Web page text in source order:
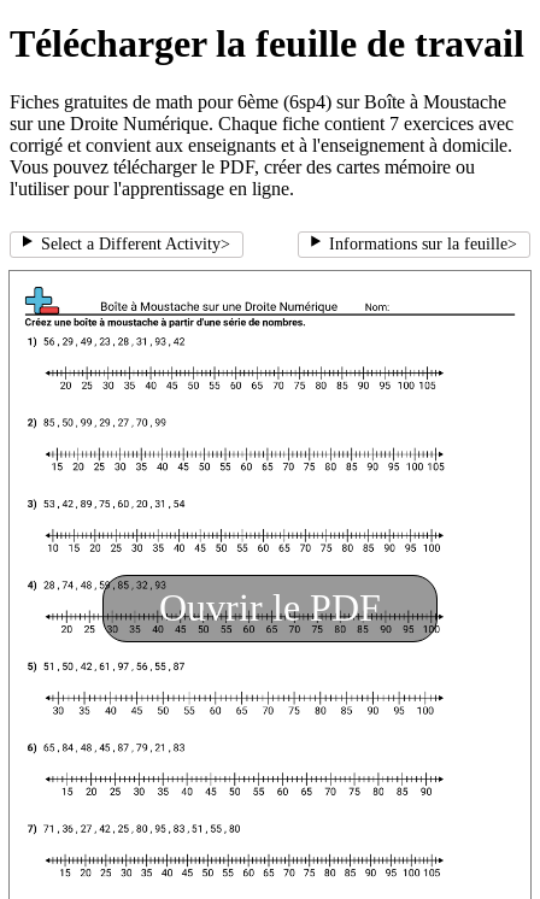
Télécharger la feuille de travail
Fiches gratuites de math pour 6ème (6sp4) sur Boîte à Moustache
sur une Droite Numérique. Chaque fiche contient 7 exercices avec
corrigé et convient aux enseignants et à l'enseignement à domicile.
Vous pouvez télécharger le PDF, créer des cartes mémoire ou
l'utiliser pour l'apprentissage en ligne.
Select a Different Activity> Informations sur la feuille>
Ouvrir le PDF